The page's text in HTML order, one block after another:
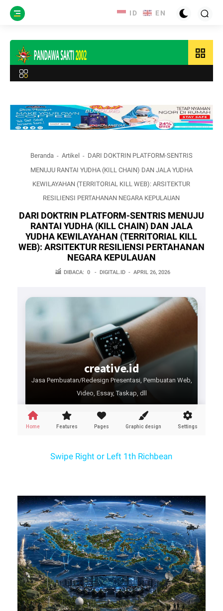
grid_view
Beranda Artikel
DARI DOKTRIN PLATFORM-SENTRIS
MENUJU RANTAI YUDHA (KILL CHAIN) DAN JALA YUDHA
KEWILAYAHAN (TERRITORIAL KILL WEB): ARSITEKTUR
RESILIENSI PERTAHANAN NEGARA KEPULAUAN
DARI DOKTRIN PLATFORM-SENTRIS MENUJU
RANTAI YUDHA (KILL CHAIN) DAN JALA
YUDHA KEWILAYAHAN (TERRITORIAL KILL
WEB): ARSITEKTUR RESILIENSI PERTAHANAN
NEGARA KEPULAUAN
DIBACA: 0 - DIGITAL.ID - APRIL 26, 2026
Swipe Right or Left 1th Richbean